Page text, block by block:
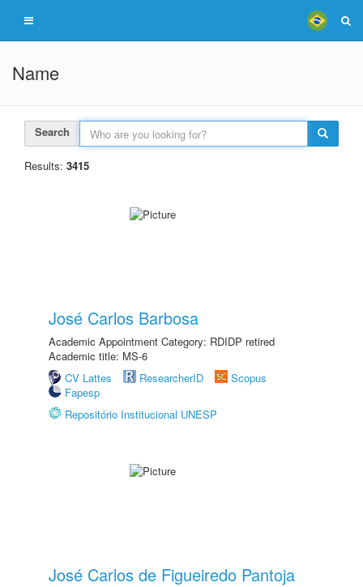
Name
Search
Results: 3415
José Carlos Barbosa
Academic Appointment Category: RDIDP retired
Academic title: MS-6
CV Lattes
ResearcherID
Scopus
Fapesp
Repositório Institucional UNESP
José Carlos de Figueiredo Pantoja